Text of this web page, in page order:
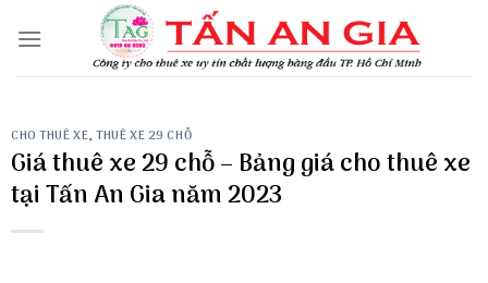
CHO THUÊ XE,THUÊ XE 29 CHỖ
Giá thuê xe 29 chỗ – Bảng giá cho thuê xe
tại Tấn An Gia năm 2023